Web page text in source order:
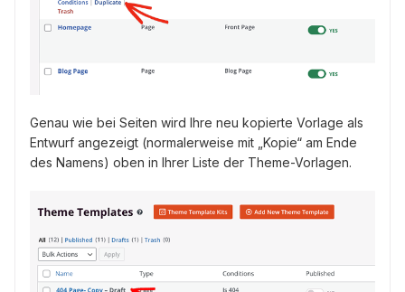
Genau wie bei Seiten wird Ihre neu kopierte Vorlage als
Entwurf angezeigt (normalerweise mit „Kopie“ am Ende
des Namens) oben in Ihrer Liste der Theme-Vorlagen.